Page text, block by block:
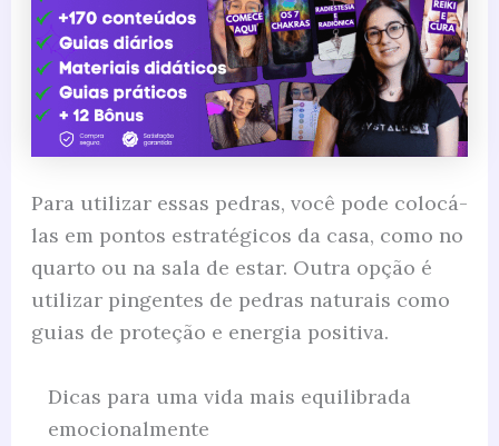
Para utilizar essas pedras, você pode colocá-
las em pontos estratégicos da casa, como no
quarto ou na sala de estar. Outra opção é
utilizar pingentes de pedras naturais como
guias de proteção e energia positiva.
Dicas para uma vida mais equilibrada
emocionalmente